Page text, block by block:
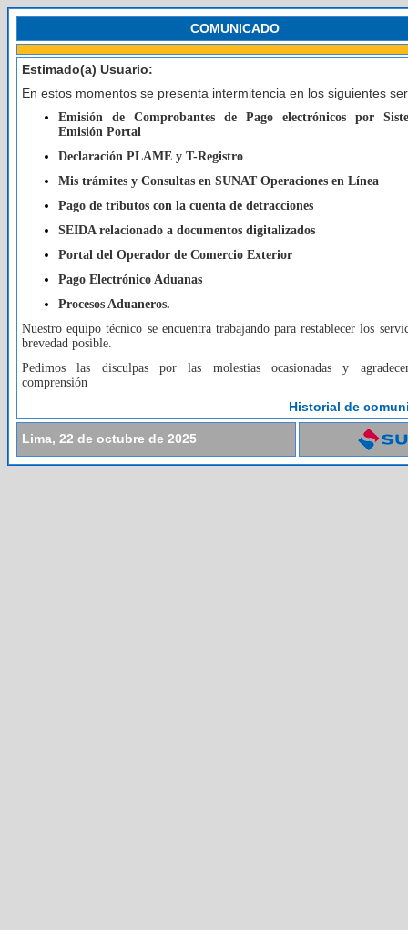
COMUNICADO
Estimado(a) Usuario:
En estos momentos se presenta intermitencia en los siguientes
Emisión de Comprobantes de Pago electrónicos por
Emisión Portal
Declaración PLAME y T-Registro
Mis trámites y Consultas en SUNAT Operaciones en Línea
Pago de tributos con la cuenta de detracciones
SEIDA relacionado a documentos digitalizados
Portal del Operador de Comercio Exterior
Pago Electrónico Aduanas
Procesos Aduaneros.
Nuestro equipo técnico se encuentra trabajando para restablecer los
brevedad posible.
Pedimos las disculpas por las molestias ocasionadas y
comprensión
Historial de
Lima, 22 de octubre de 2025